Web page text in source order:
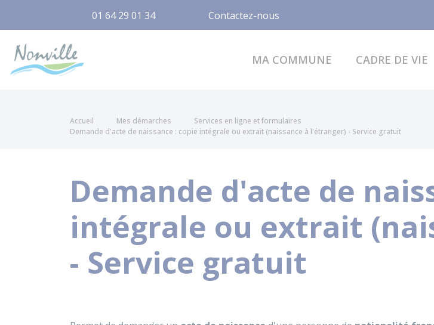
01 64 29 01 34 Contactez-nous
MA COMMUNE CADRE DE VIE
Accueil Mes démarches
Services en ligne et formulaires
Demande d'acte de naissance : copie intégrale ou extrait (naissance à l'étranger) - Service gratuit
Demande d'acte de
intégrale ou extrait
- Service gratuit